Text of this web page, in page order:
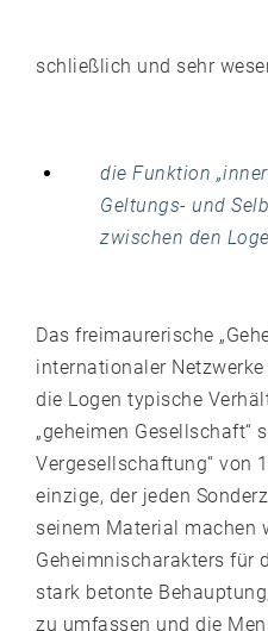
schließlich und sehr
die Funktion
Geltungs- und
zwischen den
Das freimaurerische
internationaler
die Logen typische
„geheimen
Vergesellschaftung“ von
einzige, der jeden
seinem Material machen
Geheimnischarakters für
stark betonte
zu umfassen und die